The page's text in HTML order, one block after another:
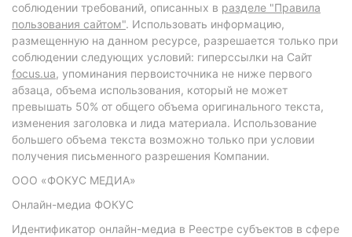
соблюдении требований, описанных в разделе "Правила
пользования сайтом". Использовать информацию,
размещенную на данном ресурсе, разрешается только при
соблюдении следующих условий: гиперссылки на Сайт
focus.ua, упоминания первоисточника не ниже первого
абзаца, объема использования, который не может
превышать 50% от общего объема оригинального текста,
изменения заголовка и лида материала. Использование
большего объема текста возможно только при условии
получения письменного разрешения Компании.
ООО «ФОКУС МЕДИА»
Онлайн-медиа ФОКУС
Идентификатор онлайн-медиа в Реестре субъектов в сфере